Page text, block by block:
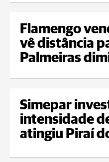
Flamengo
vê distância
Palmeiras
Simepar
intensidade
atingiu Piraí